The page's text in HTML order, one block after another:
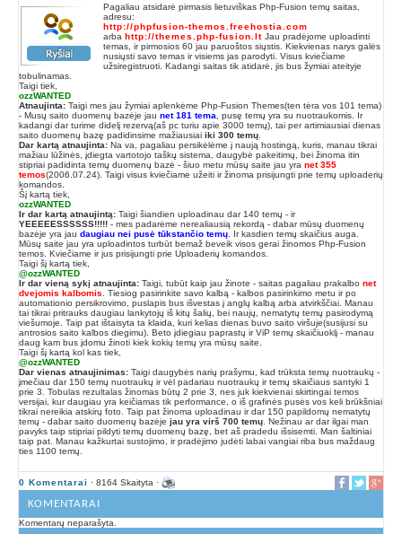
Pagaliau atsidarė pirmasis lietuviškas Php-Fusion temų saitas,
adresu:
http://phpfusion-themos.freehostia.com
arba http://themes.php-fusion.ltJau pradėjome uploadinti
temas, ir pirmosios 60 jau paruoštos siųstis. Kiekvienas narys galės
nusiųsti savo temas ir visiems jas parodyti. Visus kviečiame
užsiregistruoti. Kadangi saitas tik atidarė, jis bus žymiai ateityje
tobulinamas.
Taigi tiek,
ozzWANTED
Atnaujinta:Taigi mes jau žymiai aplenkėme Php-Fusion Themes(ten tėra vos 101 tema)
- Musų saito duomenų bazėje jau net 181 tema , pusę temų yra su nuotraukomis. Ir
kadangi dar turime didelį rezervą(aš pc turiu apie 3000 temų), tai per artimiausiai dienas
saito duomenų bazę padidinsime mažiausiai iki 300 temų.
Dar kartą atnaujinta:Na va, pagaliau persikėlėme į naują hostingą, kuris, manau tikrai
mažiau lūžinės, įdiegta vartotojo taškų sistema, daugybė pakeitimų, bei žinoma itin
stipriai padidinta temų duomenų bazė - šiuo metu mūsų saite jau yra net 355
temos(2006.07.24). Taigi visus kviečiame užeiti ir žinoma prisijungti prie temų uploaderių
komandos.
Šį kartą tiek,
ozzWANTED
Ir dar kartą atnaujintą:Taigi šiandien uploadinau dar 140 temų - ir
YEEEEESSSSSS!!!!!- mes padarėme nerealiausią rekordą - dabar mūsų duomenų
bazėje yra jau daugiau nei pusė tūkstančio temų. Ir kasdien temų skaičius auga.
Mūsų saite jau yra uploadintos turbūt bemaž beveik visos gerai žinomos Php-Fusion
temos. Kviečiame ir jus prisijungti prie Uploaderių komandos.
Taigi šį kartą tiek,
@ozzWANTED
Ir dar vieną sykį atnaujinta:Taigi, tubūt kaip jau žinote - saitas pagaliau prakalbo net
dvejomis kalbomis . Tiesiog pasirinkite savo kalbą - kalbos pasirinkimo metu ir po
automationio persikrovimo, puslapis bus išvestas į anglų kalbą arba atvirkščiai. Manau
tai tikrai pritrauks daugiau lankytojų iš kitų šalių, bei naujų, nematytų temų pasirodymą
viešumoje. Taip pat ištaisyta ta klaida, kuri kelias dienas buvo saito viršuje(susijusi su
antrosios saito kalbos diegimu). Beto įdiegiau paprastų ir ViP temų skaičiuoklį - manau
daug kam bus įdomu žinoti kiek kokių temų yra mūsų saite.
Taigi šį kartą kol kas tiek,
@ozzWANTED
Dar vienas atnaujinimas:Taigi daugybės narių prašymu, kad trūksta temų nuotraukų -
įmečiau dar 150 temų nuotraukų ir vėl padariau nuotraukų ir temų skaičiaus santyki 1
prie 3. Tobulas rezultalas žinomas būtų 2 prie 3, nes juk kiekvienai skirtingai temos
versijai, kur daugiau yra keičiamas tik performance, o iš grafinės pusės vos keli brūkšniai
tikrai nereikia atskirų foto. Taip pat žinoma uploadinau ir dar 150 papildomų nematytų
temų - dabar saito duomenų bazėje jau yra virš 700 temų. Nežinau ar dar ilgai man
pavyks taip stipriai pildyti temų duomenų bazę, bet aš pradedu išsisemti. Man šaltiniai
taip pat. Manau kažkurtai sustojimo, ir pradėjimo judėti labai vangiai riba bus maždaug
ties 1100 temų.
0 Komentarai · 8164 Skaityta ·
KOMENTARAI
Komentarų neparašyta.